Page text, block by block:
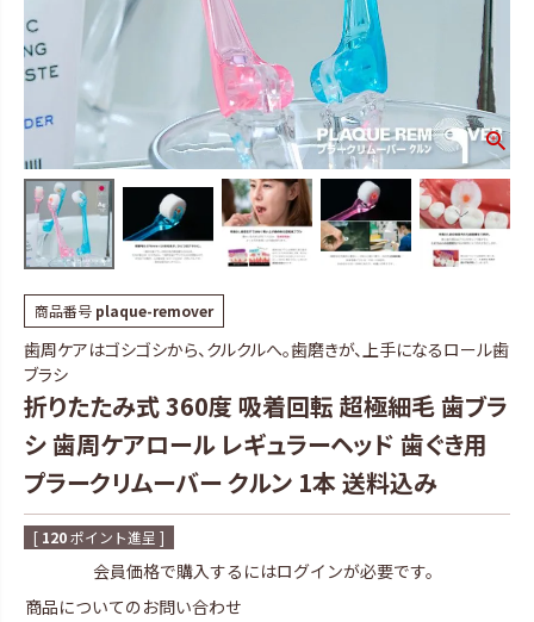
商品番号 plaque-remover
歯周ケアはゴシゴシから、クルクルへ。歯磨きが、上手になるロール歯
ブラシ
折りたたみ式 360度 吸着回転 超極細毛 歯ブラ
シ 歯周ケアロール レギュラーヘッド 歯ぐき用
プラークリムーバー クルン 1本 送料込み
[ 120ポイント進呈 ]
会員価格で購入するにはログインが必要です。
商品についてのお問い合わせ